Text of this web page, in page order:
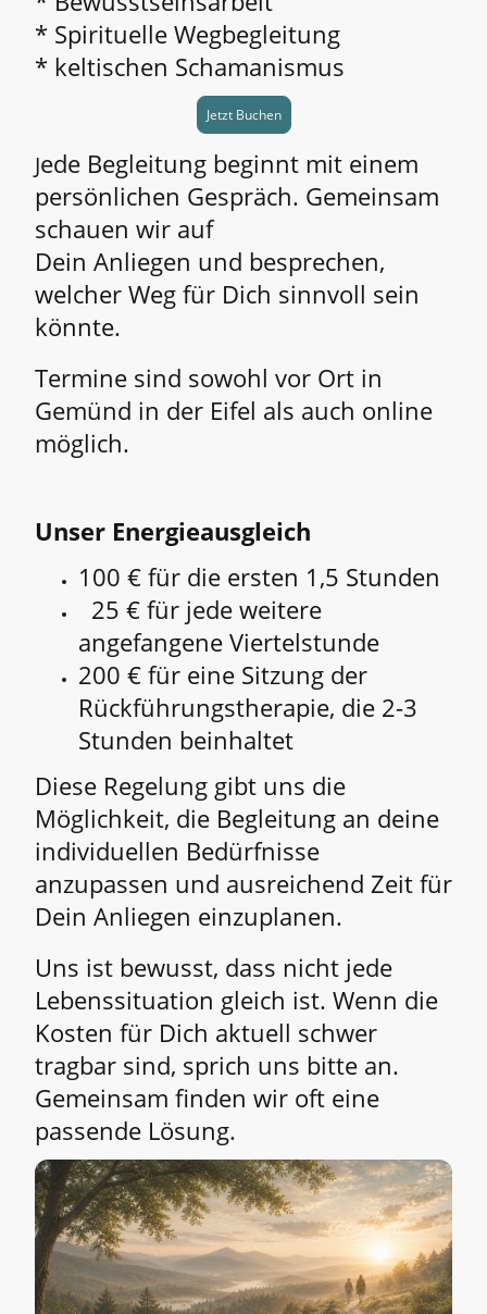
* Spirituelle Wegbegleitung
* keltischen Schamanismus
Jetzt Buchen
Jede Begleitung beginnt mit einem
persönlichen Gespräch. Gemeinsam
schauen wir auf
Dein Anliegen und besprechen,
welcher Weg für Dich sinnvoll sein
könnte.
Termine sind sowohl vor Ort in
Gemünd in der Eifel als auch online
möglich.
Unser Energieausgleich
100 € für die ersten 1,5 Stunden
25 € für jede weitere
angefangene Viertelstunde
200 € für eine Sitzung der
Rückführungstherapie, die 2-3
Stunden beinhaltet
Diese Regelung gibt uns die
Möglichkeit, die Begleitung an deine
individuellen Bedürfnisse
anzupassen und ausreichend Zeit für
Dein Anliegen einzuplanen.
Uns ist bewusst, dass nicht jede
Lebenssituation gleich ist. Wenn die
Kosten für Dich aktuell schwer
tragbar sind, sprich uns bitte an.
Gemeinsam finden wir oft eine
passende Lösung.